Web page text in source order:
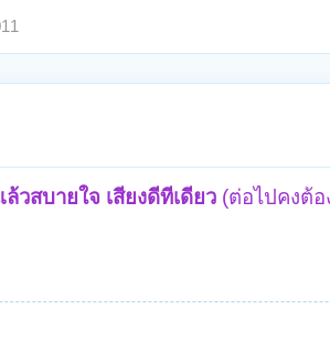
วสบายใจ เสียงดีทีเดียว (ต่อไปคงต้